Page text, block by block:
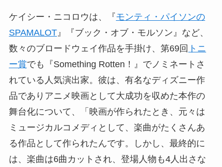
ケイシー・ニコロウは、『モンティ・パイソンの
SPAMALOT』『ブック・オブ・モルソン』など、
数々のブロードウェイ作品を手掛け、第69回 トニ
ー賞でも『Something Rotten！』でノミネートさ
れている人気演出家。彼は、有名なディズニー作
品でありアニメ映画として大成功を収めた本作の
舞台化について、「映画が作られたとき、元々は
ミュージカルコメディとして、楽曲がたくさんあ
る作品として作られたんです。しかし、最終的に
は、楽曲は6曲カットされ、登場人物も4人出さな